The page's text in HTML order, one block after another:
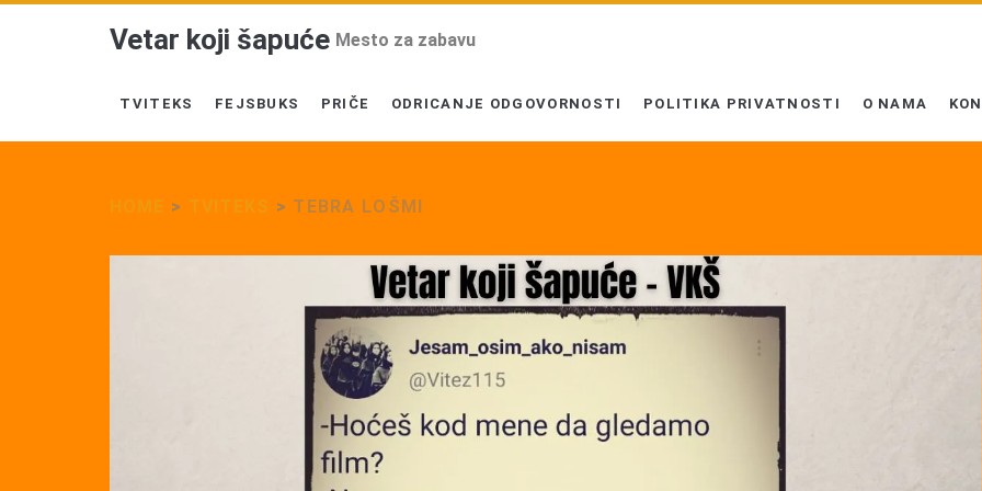
Vetar koji šapuće Mesto za zabavu
TVITEKS FEJSBUKS PRIČE ODRICANJE ODGOVORNOSTI POLITIKA PRIVATNOSTI O NAMA
> > TEBRA LOŠMI